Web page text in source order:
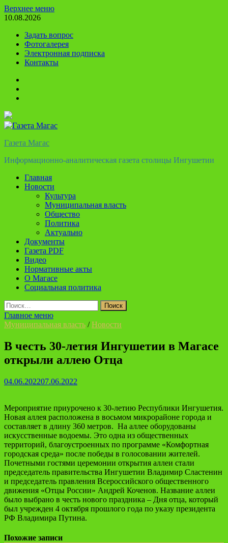
Перейти
к
Верхнее меню
10.08.2026
Задать вопрос
Фотогалерея
Электронная подписка
Контакты
Газета Магас
Информационно-аналитическая газета столицы Ингушетии
Главная
Новости
Культура
Муниципальная власть
Общество
Политика
Актуально
Документы
Газета PDF
Видео
Нормативные акты
О Магасе
Социальная политика
Найти:
Главное меню
Муниципальная власть /Новости
В честь 30-летия Ингушетии в Магасе
открыли аллею Отца
04.06.202207.06.2022
Мероприятие приурочено к 30-летию Республики Ингушетия.
Новая аллея расположена в восьмом микрорайоне города и
составляет в длину 360 метров. На аллее оборудованы
искусственные водоемы. Это одна из общественных
территорий, благоустроенных по программе «Комфортная
городская среда» после победы в голосовании жителей.
Почетными гостями церемонии открытия аллеи стали
председатель правительства Ингушетии Владимир Сластенин
и председатель правления Всероссийского общественного
движения «Отцы России» Андрей Коченов. Название аллеи
было выбрано в честь нового праздника – Дня отца, который
был учрежден 4 октября прошлого года по указу президента
РФ Владимира Путина.
Похожие записи